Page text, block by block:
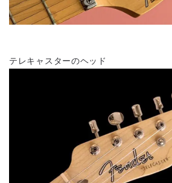
テレキャスターのヘッド